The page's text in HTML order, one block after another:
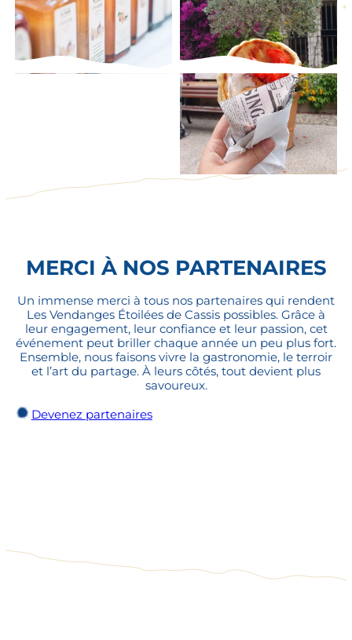
MERCI À NOS PARTENAIRES
Un immense merci à tous nos partenaires qui rendent
Les Vendanges Étoilées de Cassis possibles. Grâce à
leur engagement, leur confiance et leur passion, cet
événement peut briller chaque année un peu plus fort.
Ensemble, nous faisons vivre la gastronomie, le terroir
et l’art du partage. À leurs côtés, tout devient plus
savoureux.
Devenez partenaires